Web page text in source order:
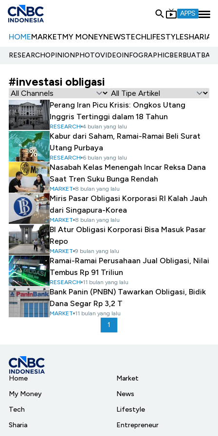
APPS
HOMEMARKETMY MONEYNEWSTECHLIFESTYLESHARIA
RESEARCHOPINIONPHOTOVIDEOINFOGRAPHIC
#investasi obligasi
Perang Iran Picu Krisis: Ongkos Utang
Inggris Tertinggi dalam 18 Tahun
RESEARCH 4 bulan yang lalu
Kabur dari Saham, Ramai-Ramai Beli Surat
Utang Purbaya
RESEARCH 6 bulan yang lalu
Nasabah Kelas Menengah Incar Reksa Dana
Saat Tren Suku Bunga Rendah
MARKET 8 bulan yang lalu
Miris Pasar Obligasi Korporasi RI Kalah Jauh
dari Singapura-Korea
MARKET 8 bulan yang lalu
BI Atur Obligasi Korporasi Bisa Masuk Pasar
Repo
MARKET 9 bulan yang lalu
Ramai-Ramai Perusahaan Jual Obligasi, Nilai
Tembus Rp 91 Triliun
RESEARCH 11 bulan yang lalu
Bank Panin (PNBN) Tawarkan Obligasi, Bidik
Dana Segar Rp 3,2 T
MARKET 11 bulan yang lalu
1
Home
My Money
Tech
Sharia
Market
News
Lifestyle
Entrepreneur